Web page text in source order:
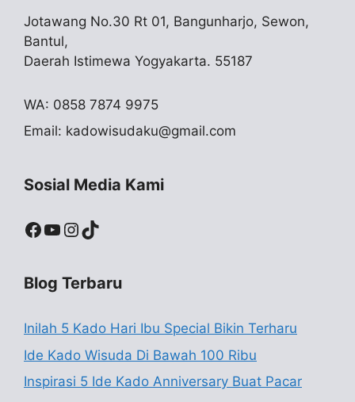
Jotawang No.30 Rt 01, Bangunharjo, Sewon,
Bantul,
Daerah Istimewa Yogyakarta. 55187
WA: 0858 7874 9975
Email: kadowisudaku@gmail.com
Sosial Media Kami
Facebook
YouTube
Instagram
TikTok
Blog Terbaru
Inilah 5 Kado Hari Ibu Special Bikin Terharu
Ide Kado Wisuda Di Bawah 100 Ribu
Inspirasi 5 Ide Kado Anniversary Buat Pacar